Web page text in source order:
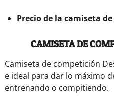
Precio de la camiseta
CAMISETA DE
Camiseta de competición
e ideal para dar lo máximo
entrenando o compitiendo.